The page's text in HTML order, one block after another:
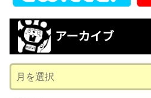
アーカイブ
ー